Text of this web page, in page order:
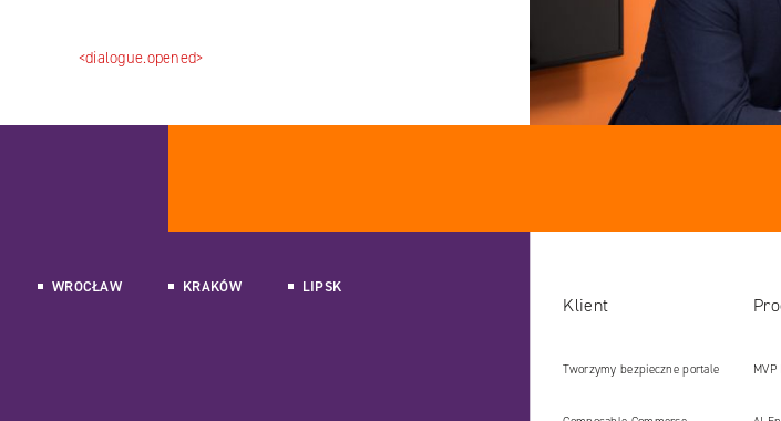
<dialogue.opened>
WROCŁAW KRAKÓW LIPSK
Klient
Tworzymy bezpieczne portale